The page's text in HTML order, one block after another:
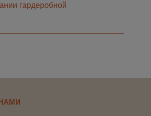
гардеробной